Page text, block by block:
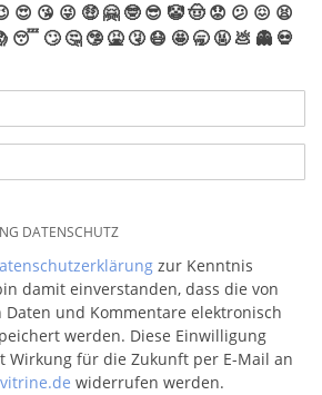
😍 😘 😜 🤑 🤗 🤓 😎 🤡🤠 😟 😕 😖 😫
😴 🙄 🤔 🤥 🤮 🤧 😷 🤩 🥱 🤬 💩 👻 💀
DATENSCHUTZ
zur Kenntnis
damit einverstanden, dass die von
Daten und Kommentare elektronisch
werden. Diese Einwilligung
Wirkung für die Zukunft per E-Mail an
widerrufen werden.